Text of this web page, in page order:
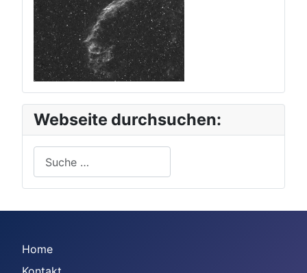
Webseite durchsuchen:
Home